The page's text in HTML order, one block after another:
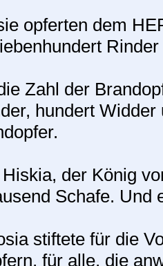
opferten dem
Zahl der
hundert
der König
Schafe. Und
stiftete für die
für alle, die